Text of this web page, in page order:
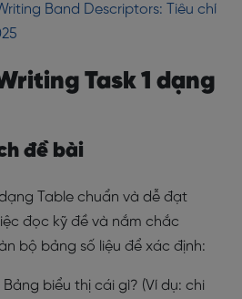
Writing Band Descriptors: Tiêu chí
Task 1 dạng
đề bài
Table chuẩn và dễ đạt
đọc kỹ đề và nắm chắc
bộ bảng số liệu để xác định:
Bảng biểu thị cái gì? (Ví dụ: chi